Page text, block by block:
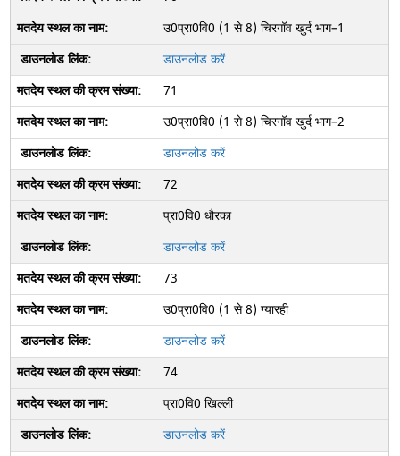
उ0प्रा0वि0 (1 से 8) चिरगॉव खुर्द भाग–1
डाउनलोड करें
71
उ0प्रा0वि0 (1 से 8) चिरगॉव खुर्द भाग–2
डाउनलोड करें
72
प्रा0वि0 धौरका
डाउनलोड करें
73
उ0प्रा0वि0 (1 से 8) ग्यारही
डाउनलोड करें
74
प्रा0वि0 खिल्ली
डाउनलोड करें